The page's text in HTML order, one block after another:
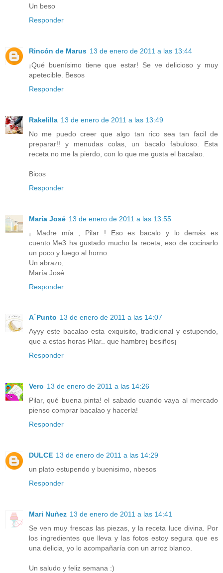
Un beso
Responder
Rincón de Marus 13 de enero de 2011 a las 13:44
¡Qué buenísimo tiene que estar! Se ve delicioso y muy
apetecible. Besos
Responder
Rakelilla 13 de enero de 2011 a las 13:49
No me puedo creer que algo tan rico sea tan facil de
preparar!! y menudas colas, un bacalo fabuloso. Esta
receta no me la pierdo, con lo que me gusta el bacalao.
Bicos
Responder
María José 13 de enero de 2011 a las 13:55
¡ Madre mía , Pilar ! Eso es bacalo y lo demás es
cuento.Me3 ha gustado mucho la receta, eso de cocinarlo
un poco y luego al horno.
Un abrazo,
María José.
Responder
A´Punto 13 de enero de 2011 a las 14:07
Ayyy este bacalao esta exquisito, tradicional y estupendo,
que a estas horas Pilar.. que hambre¡ besiños¡
Responder
Vero 13 de enero de 2011 a las 14:26
Pilar, qué buena pinta! el sabado cuando vaya al mercado
pienso comprar bacalao y hacerla!
Responder
DULCE 13 de enero de 2011 a las 14:29
un plato estupendo y buenisimo, nbesos
Responder
Mari Nuñez 13 de enero de 2011 a las 14:41
Se ven muy frescas las piezas, y la receta luce divina. Por
los ingredientes que lleva y las fotos estoy segura que es
una delicia, yo lo acompañaría con un arroz blanco.
Un saludo y feliz semana :)